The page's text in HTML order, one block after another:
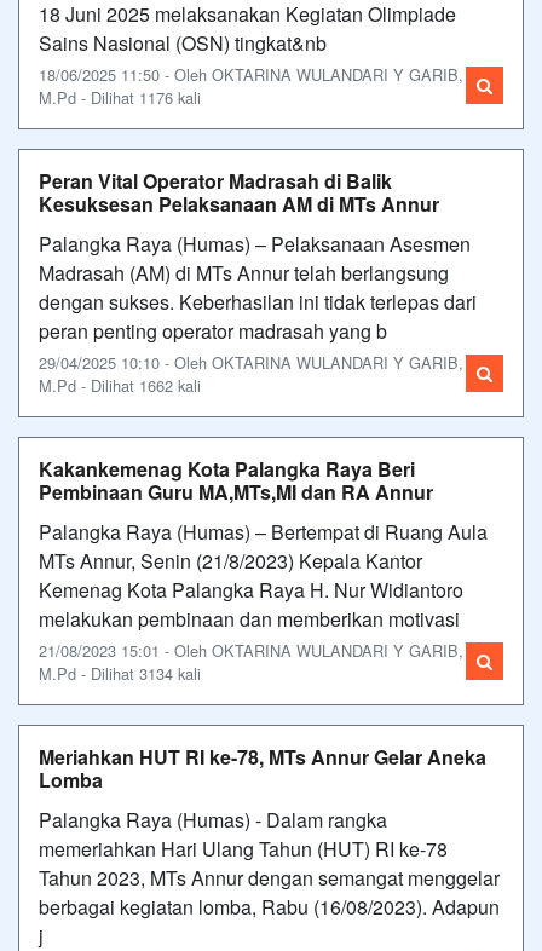
18 Juni 2025 melaksanakan Kegiatan Olimpiade
Sains Nasional (OSN) tingkat&nb
18/06/2025 11:50 - Oleh OKTARINA WULANDARI Y GARIB,
M.Pd - Dilihat 1176 kali
Peran Vital Operator Madrasah di Balik
Kesuksesan Pelaksanaan AM di MTs Annur
Palangka Raya (Humas) – Pelaksanaan Asesmen
Madrasah (AM) di MTs Annur telah berlangsung
dengan sukses. Keberhasilan ini tidak terlepas dari
peran penting operator madrasah yang b
29/04/2025 10:10 - Oleh OKTARINA WULANDARI Y GARIB,
M.Pd - Dilihat 1662 kali
Kakankemenag Kota Palangka Raya Beri
Pembinaan Guru MA,MTs,MI dan RA Annur
Palangka Raya (Humas) – Bertempat di Ruang Aula
MTs Annur, Senin (21/8/2023) Kepala Kantor
Kemenag Kota Palangka Raya H. Nur Widiantoro
melakukan pembinaan dan memberikan motivasi
21/08/2023 15:01 - Oleh OKTARINA WULANDARI Y GARIB,
M.Pd - Dilihat 3134 kali
Meriahkan HUT RI ke-78, MTs Annur Gelar Aneka
Lomba
Palangka Raya (Humas) - Dalam rangka
memeriahkan Hari Ulang Tahun (HUT) RI ke-78
Tahun 2023, MTs Annur dengan semangat menggelar
berbagai kegiatan lomba, Rabu (16/08/2023). Adapun
j